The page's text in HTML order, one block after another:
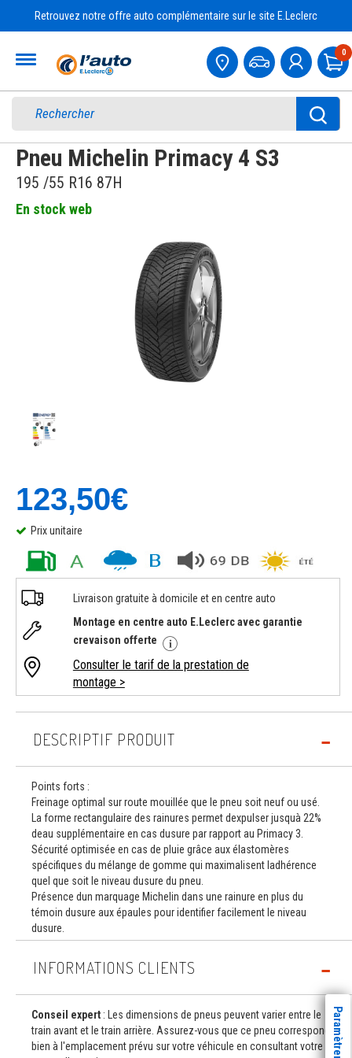
Retrouvez notre offre auto complémentaire sur le site E.Leclerc
0
Pneu Michelin Primacy 4 S3
195 /55 R16 87H
En stock web
123,50€
Prix unitaire
Livraison gratuite à domicile et en centre auto
Montage en centre auto E.Leclerc avec garantie
crevaison offerte
Consulter le tarif de la prestation de
montage >
DESCRIPTIF PRODUIT
Points forts :
Freinage optimal sur route mouillée que le pneu soit neuf ou usé.
La forme rectangulaire des rainures permet dexpulser jusquà 22%
deau supplémentaire en cas dusure par rapport au Primacy 3.
Sécurité optimisée en cas de pluie grâce aux élastomères
spécifiques du mélange de gomme qui maximalisent ladhérence
quel que soit le niveau dusure du pneu.
Présence dun marquage Michelin dans une rainure en plus du
témoin dusure aux épaules pour identifier facilement le niveau
dusure.
INFORMATIONS CLIENTS
Conseil expert : Les dimensions de pneus peuvent varier entre le
train avant et le train arrière. Assurez-vous que ce pneu correspond
bien à l'emplacement prévu sur votre véhicule en consultant votre